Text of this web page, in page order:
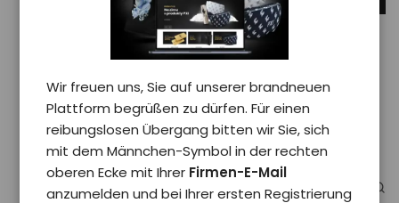
Wir freuen uns, Sie auf unserer brandneuen
Plattform begrüßen zu dürfen. Für einen
reibungslosen Übergang bitten wir Sie, sich
mit dem Männchen-Symbol in der rechten
oberen Ecke mit Ihrer Firmen-E-Mail
anzumelden und bei Ihrer ersten Registrierung